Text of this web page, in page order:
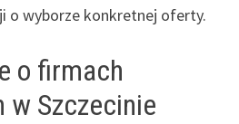
o wyborze konkretnej oferty.
o firmach
w Szczecinie